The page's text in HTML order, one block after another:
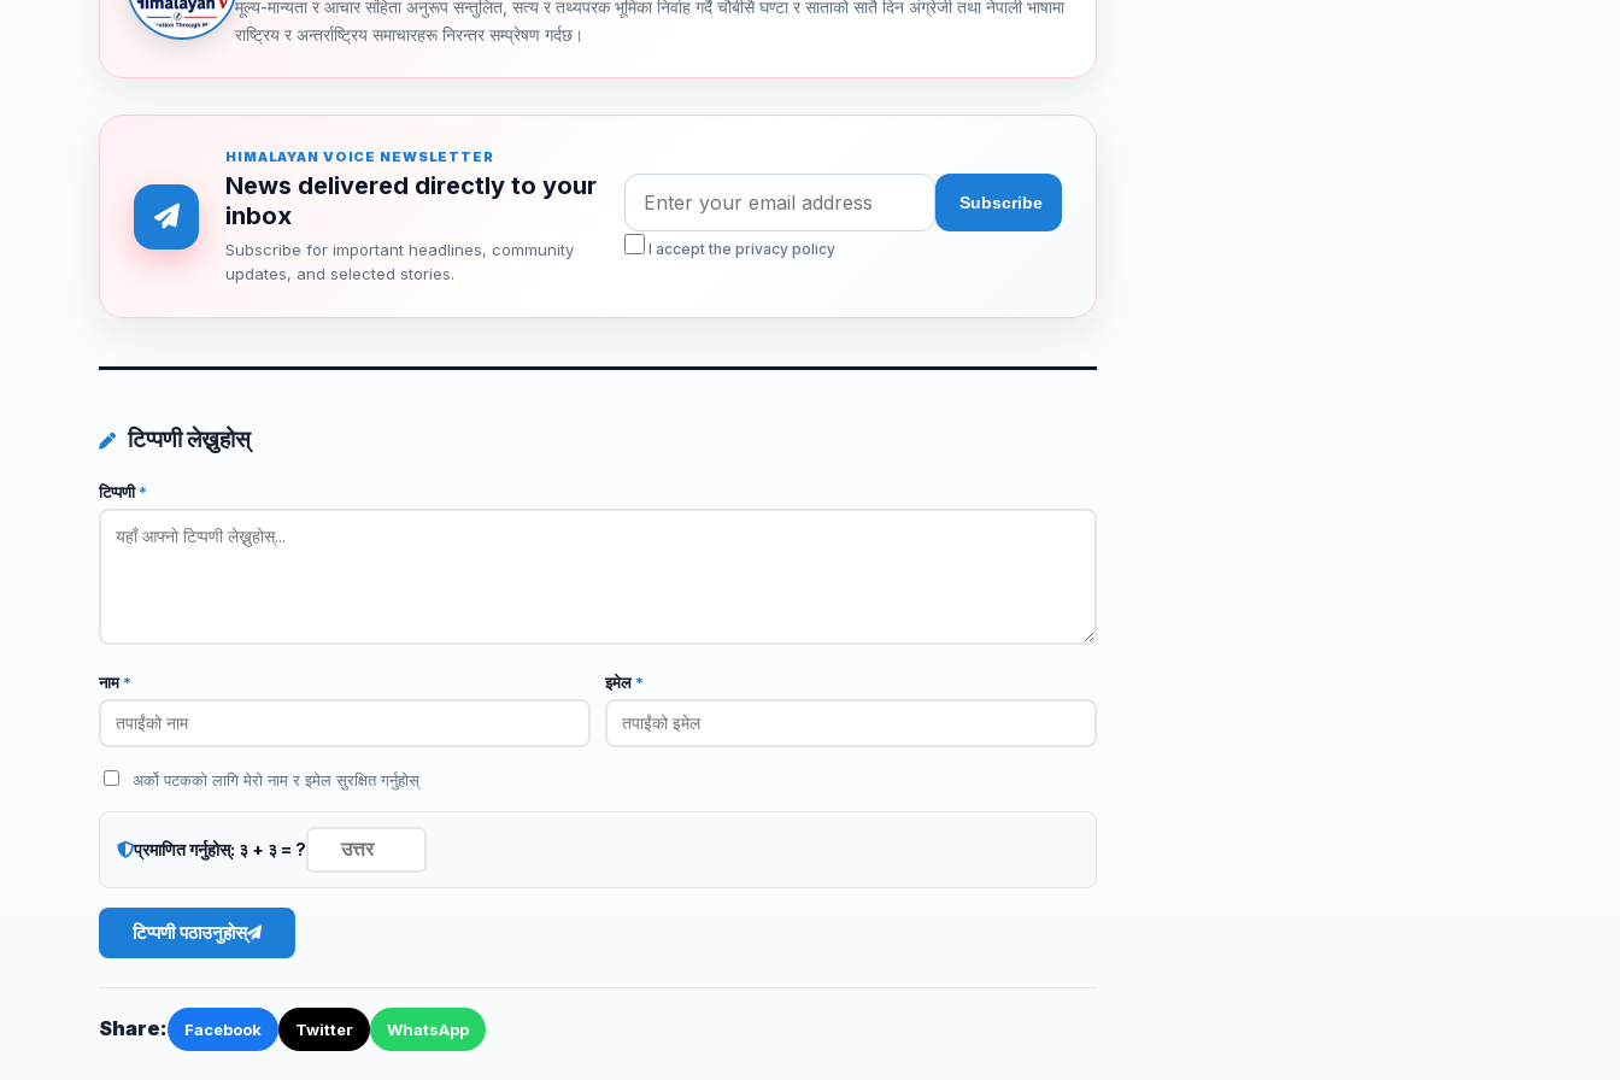
मूल्य-मान्यता र आचार संहिता अनुरूप सन्तुलित, सत्य र तथ्यपरक भूमिका निर्वाह गर्दै चौबीसै घण्टा र साताको सातै दिन अंग्रेजी तथा नेपाली भाषामा
राष्ट्रिय र अन्तर्राष्ट्रिय समाचारहरू निरन्तर सम्प्रेषण गर्दछ।
HIMALAYAN VOICE NEWSLETTER
News delivered directly to your
inbox
Subscribe for important headlines, community
updates, and selected stories.
I accept the privacy policy
टिप्पणी लेख्नुहोस्
टिप्पणी*
नाम* इमेल*
अर्को पटकको लागि मेरो नाम र इमेल सुरक्षित गर्नुहोस्
प्रमाणित गर्नुहोस्: ३ + ३ = ?
टिप्पणी पठाउनुहोस्
Share: Facebook Twitter WhatsApp